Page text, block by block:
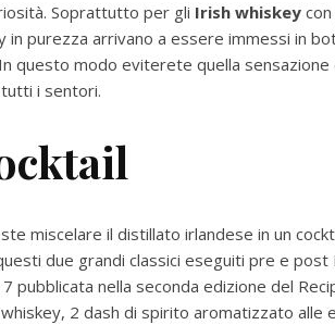
Soprattutto per gli Irish whiskey
in purezza arrivano a essere immessi in
questo modo eviterete quella
i sentori.
miscelare il distillato irlandese in un
due grandi classici eseguiti pre e post
pubblicata nella seconda edizione del
2 dash di spirito aromatizzato alle